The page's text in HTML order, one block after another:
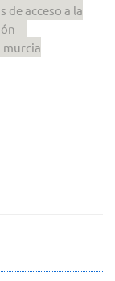
de acceso a la